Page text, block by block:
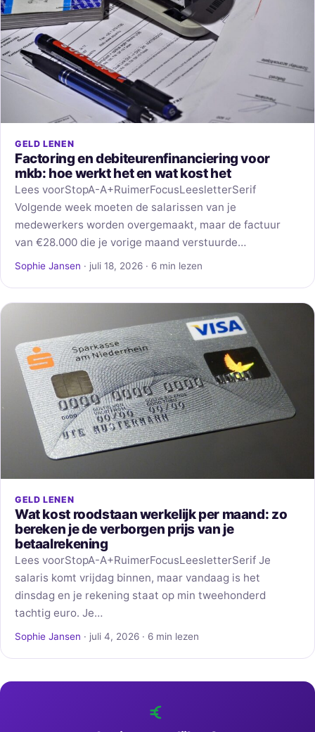
GELD LENEN
Factoring en debiteurenfinanciering voor
mkb: hoe werkt het en wat kost het
Lees voorStopA-A+RuimerFocusLeesletterSerif
Volgende week moeten de salarissen van je
medewerkers worden overgemaakt, maar de factuur
van €28.000 die je vorige maand verstuurde…
Sophie Jansen · juli 18, 2026 · 6 min lezen
GELD LENEN
Wat kost roodstaan werkelijk per maand: zo
bereken je de verborgen prijs van je
betaalrekening
Lees voorStopA-A+RuimerFocusLeesletterSerif Je
salaris komt vrijdag binnen, maar vandaag is het
dinsdag en je rekening staat op min tweehonderd
tachtig euro. Je…
Sophie Jansen · juli 4, 2026 · 6 min lezen